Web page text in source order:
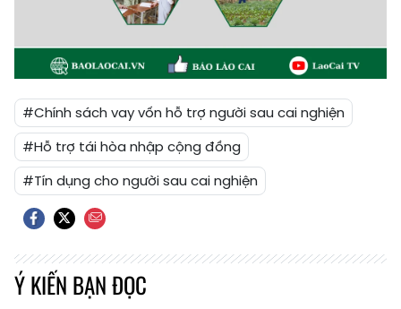
#Chính sách vay vốn hỗ trợ người sau cai nghiện
#Hỗ trợ tái hòa nhập cộng đồng
#Tín dụng cho người sau cai nghiện
Ý KIẾN BẠN ĐỌC